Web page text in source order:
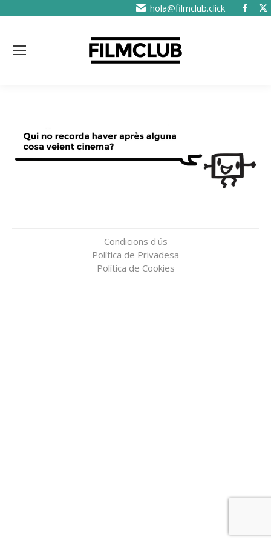
hola@filmclub.click
Condicions d'ús
Política de Privadesa
Política de Cookies